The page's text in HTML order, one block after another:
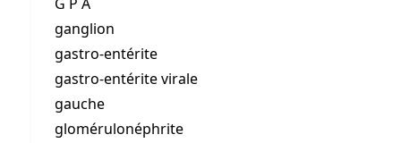
ganglion
gastro-entérite
gastro-entérite virale
gauche
glomérulonéphrite